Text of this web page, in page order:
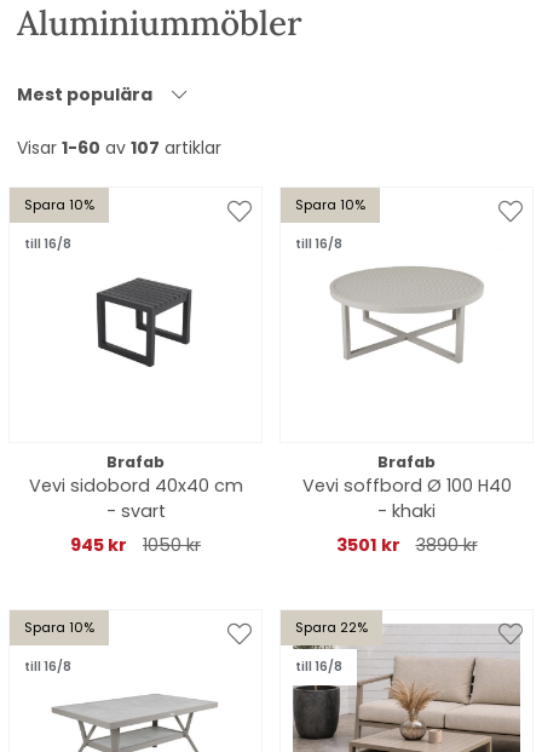
Aluminiummöbler
Mest populära
Visar 1-60 av 107 artiklar
Spara 10%
till 16/8
Brafab
Vevi sidobord 40x40 cm
- svart
945 kr
1050 kr
Spara 10%
till 16/8
Brafab
Vevi soffbord Ø 100 H40
- khaki
3501 kr
3890 kr
Spara 10%
till 16/8
Spara 22%
till 16/8